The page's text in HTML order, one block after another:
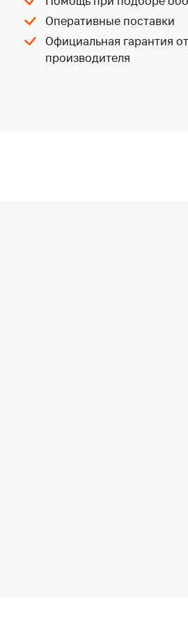
Оперативные поставки
Официальная гарантия от
производителя